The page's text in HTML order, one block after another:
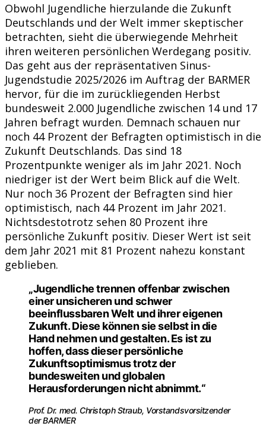
Obwohl Jugendliche hierzulande die Zukunft
Deutschlands und der Welt immer skeptischer
betrachten, sieht die überwiegende Mehrheit
ihren weiteren persönlichen Werdegang positiv.
Das geht aus der repräsentativen Sinus-
Jugendstudie 2025/2026 im Auftrag der BARMER
hervor, für die im zurückliegenden Herbst
bundesweit 2.000 Jugendliche zwischen 14 und 17
Jahren befragt wurden. Demnach schauen nur
noch 44 Prozent der Befragten optimistisch in die
Zukunft Deutschlands. Das sind 18
Prozentpunkte weniger als im Jahr 2021. Noch
niedriger ist der Wert beim Blick auf die Welt.
Nur noch 36 Prozent der Befragten sind hier
optimistisch, nach 44 Prozent im Jahr 2021.
Nichtsdestotrotz sehen 80 Prozent ihre
persönliche Zukunft positiv. Dieser Wert ist seit
dem Jahr 2021 mit 81 Prozent nahezu konstant
geblieben.
„Jugendliche trennen offenbar zwischen
einer unsicheren und schwer
beeinflussbaren Welt und ihrer eigenen
Zukunft. Diese können sie selbst in die
Hand nehmen und gestalten. Es ist zu
hoffen, dass dieser persönliche
Zukunftsoptimismus trotz der
bundesweiten und globalen
Herausforderungen nicht abnimmt.“
Prof. Dr. med. Christoph Straub, Vorstandsvorsitzender
der BARMER